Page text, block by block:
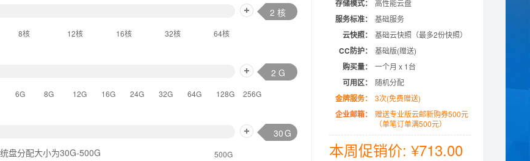
存储模式： 高性能云盘
服务标准： 基础服务
云快照： 基础云快照（最多2份快照）
CC防护： 基础版(赠送)
购买量： 一个月 x 1台
可用区： 随机分配
金牌服务： 3次(免费赠送)
企业邮箱：
赠送专业版云邮新购券500元
（单笔订单满500元）
本周促销价: ¥713.00
2 核
8核 12核 16核 32核 64核
2 G
6G 8G 12G 16G 24G 32G 64G 128G 256G
G
500G
盘分配大小为30G-500G